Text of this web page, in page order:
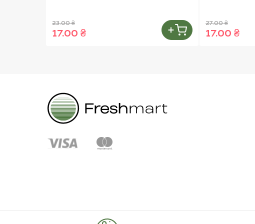
23.00 ₴
17.00 ₴
27.00 ₴
17.00 ₴